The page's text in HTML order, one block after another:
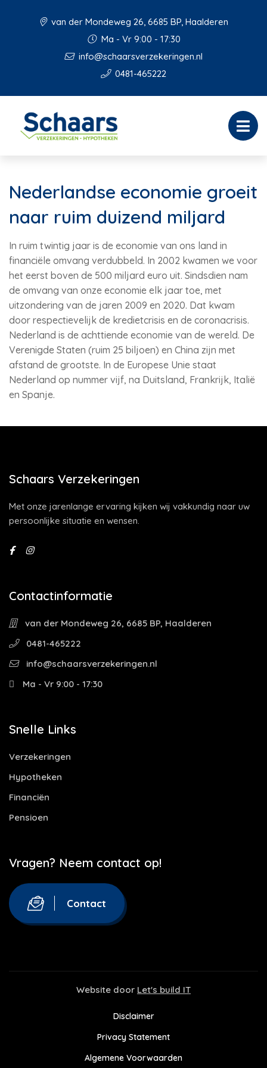
van der Mondeweg 26, 6685 BP, Haalderen
Ma - Vr 9:00 - 17:30
info@schaarsverzekeringen.nl
0481-465222
Nederlandse economie groeit
naar ruim duizend miljard
In ruim twintig jaar is de economie van ons land in
financiële omvang verdubbeld. In 2002 kwamen we voor
het eerst boven de 500 miljard euro uit. Sindsdien nam
de omvang van onze economie elk jaar toe, met
uitzondering van de jaren 2009 en 2020. Dat kwam
door respectievelijk de kredietcrisis en de coronacrisis.
Nederland is de achttiende economie van de wereld. De
Verenigde Staten (ruim 25 biljoen) en China zijn met
afstand de grootste. In de Europese Unie staat
Nederland op nummer vijf, na Duitsland, Frankrijk, Italië
en Spanje.
Schaars Verzekeringen
Met onze jarenlange ervaring kijken wij vakkundig naar uw
persoonlijke situatie en wensen.
Contactinformatie
van der Mondeweg 26, 6685 BP, Haalderen
0481-465222
info@schaarsverzekeringen.nl
Ma - Vr 9:00 - 17:30
Snelle Links
Verzekeringen
Hypotheken
Financiën
Pensioen
Vragen? Neem contact op!
Contact
Website door Let's build IT
Disclaimer
Privacy Statement
Algemene Voorwaarden